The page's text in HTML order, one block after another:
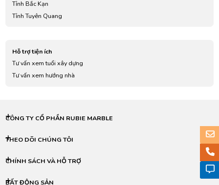
Tỉnh Bắc Kạn
Tỉnh Tuyên Quang
Tỉnh Lai Châu
Tỉnh Sơn La
Tỉnh Yên Bái
Tỉnh Lạng Sơn
Tỉnh Bắc Giang
Tỉnh Vĩnh Phúc
Hỗ trợ tiện ích
Tư vấn xem tuổi xây dựng
Tư vấn xem hướng nhà
CÔNG TY CỔ PHẦN RUBIE MARBLE
THEO DÕI CHÚNG TÔI
CHÍNH SÁCH VÀ HỖ TRỢ
BẤT ĐỘNG SẢN